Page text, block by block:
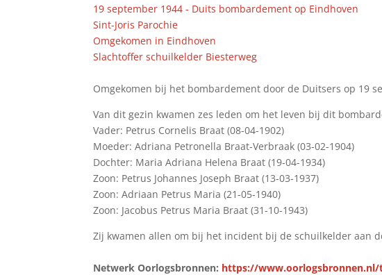
19 september 1944 - Duits bombardement op Eindhoven
Sint-Joris Parochie
Omgekomen in Eindhoven
Slachtoffer schuilkelder Biesterweg
Omgekomen bij het bombardement door de Duitsers op 19
Van dit gezin kwamen zes leden om het leven bij dit
Vader: Petrus Cornelis Braat (08-04-1902)
Moeder: Adriana Petronella Braat-Verbraak (03-02-1904)
Dochter: Maria Adriana Helena Braat (19-04-1934)
Zoon: Petrus Johannes Joseph Braat (13-03-1937)
Zoon: Adriaan Petrus Maria (21-05-1940)
Zoon: Jacobus Petrus Maria Braat (31-10-1943)
Zij kwamen allen om bij het incident bij de schuilkelder aan
Netwerk Oorlogsbronnen: https://www.oorlogsbronnen.nl/